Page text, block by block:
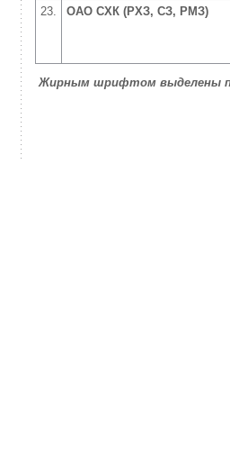
23.
ОАО СХК (РХЗ, СЗ, РМЗ)
Жирным шрифтом выделены